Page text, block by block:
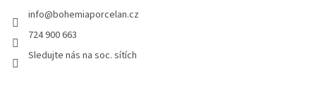
info@bohemiaporcelan.cz
724 900 663
Sledujte nás na soc. sítích